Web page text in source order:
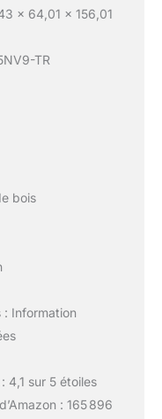
x 64,01 x 156,01
TR
bois
Information
4,1 sur 5 étoiles
: 165 896